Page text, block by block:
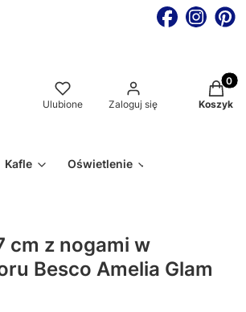
Ulubione Zaloguj się Koszyk
Kafle Oświetlenie
cm z nogami w
Besco Amelia Glam